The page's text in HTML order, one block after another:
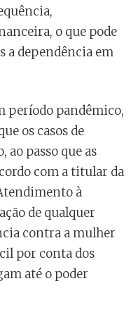
o que pode
a dependência em
período pandêmico,
os casos de
passo que as
com a titular da
à
de qualquer
contra a mulher
por conta dos
até o poder